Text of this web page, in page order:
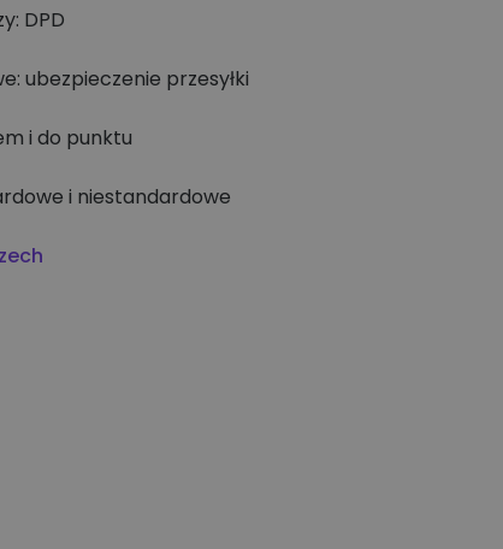
DPD
ubezpieczenie przesyłki
i do punktu
i niestandardowe